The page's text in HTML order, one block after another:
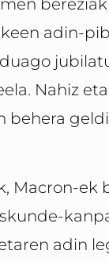
adin-
Nahiz
behera
Macron-ek
adin